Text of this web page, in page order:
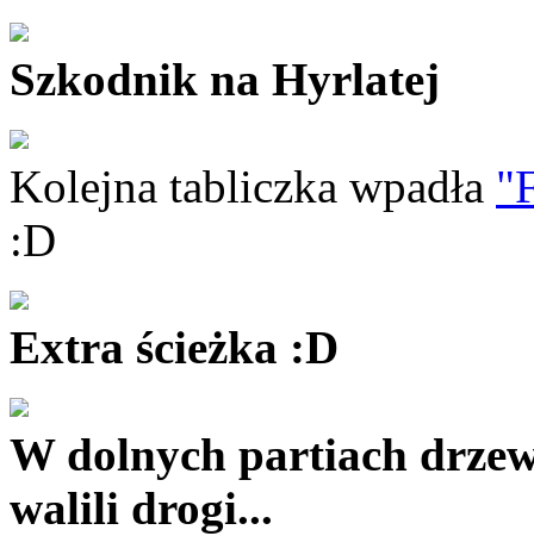
Szkodnik na Hyrlatej
Kolejna tabliczka wpadła
:D
Extra ścieżka :D
W dolnych partiach
walili drogi...